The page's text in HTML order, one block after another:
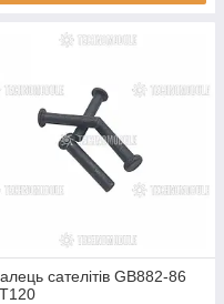
сателітів GB882-86